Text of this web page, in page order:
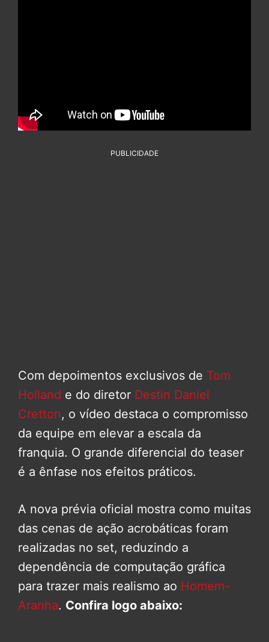
PUBLICIDADE
Com depoimentos exclusivos de Tom
Holland e do diretor Destin Daniel
Cretton, o vídeo destaca o compromisso
da equipe em elevar a escala da
franquia. O grande diferencial do teaser
é a ênfase nos efeitos práticos.
A nova prévia oficial mostra como muitas
das cenas de ação acrobáticas foram
realizadas no set, reduzindo a
dependência de computação gráfica
para trazer mais realismo ao Homem-
Aranha. Confira logo abaixo: